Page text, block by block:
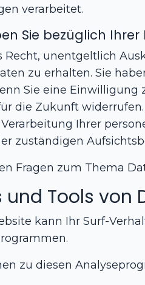
verarbeitet.
Sie bezüglich Ihrer
Recht, unentgeltlich
zu erhalten. Sie
Sie eine
die Zukunft
Ihrer
zuständigen
Fragen zum Thema
und Tools von
kann Ihr Surf-
zu diesen